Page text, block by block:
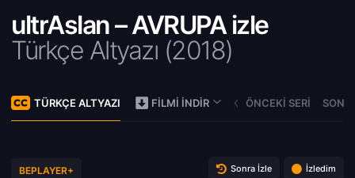
ultrAslan – AVRUPA izle
Türkçe Altyazı (2018)
TÜRKÇE ALTYAZI FILMI İNDIR ÖNCEKI SERI
BEPLAYER+ Sonra İzle İzledim